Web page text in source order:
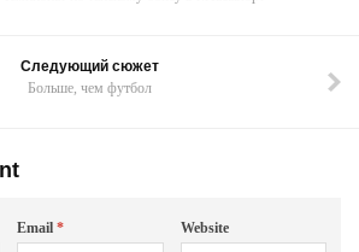
Следующий сюжет
Больше, чем футбол
Email* Website